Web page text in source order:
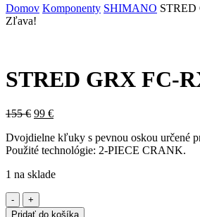
Close
Cart
Domov Komponenty SHIMANO STRED
Zľava!
STRED GRX FC-
155€ Original
was:
155 €.
99 €Current
is:
99 €.
Dvojdielne kľuky s pevnou oskou určené
Použité technológie: 2-PIECE CRANK.
1 na sklade
množstvo
STRED
Pridať do košíka